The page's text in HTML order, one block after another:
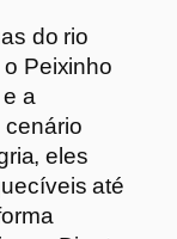
do rio
Peixinho
a
cenário
eles
até